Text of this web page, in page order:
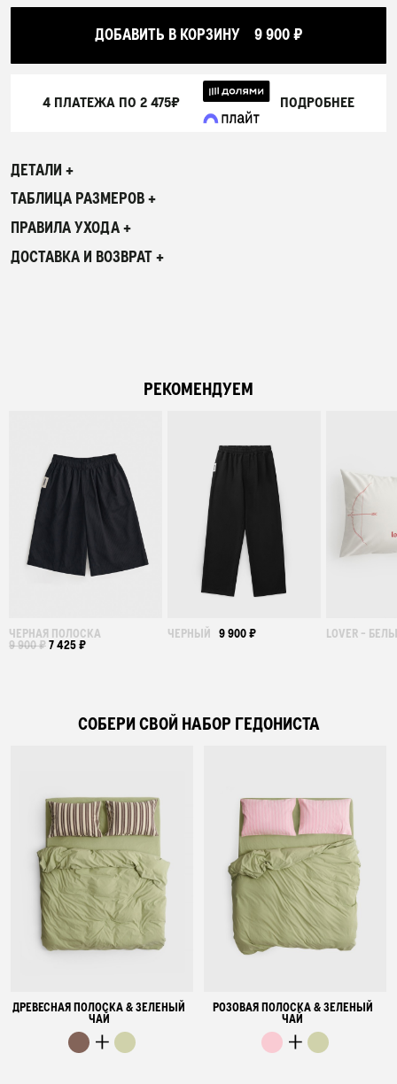
ДОБАВИТЬ В КОРЗИНУ 9 900 ₽
4 ПЛАТЕЖА ПО 2 475₽ ПОДРОБНЕЕ
ДЕТАЛИ +
ТАБЛИЦА РАЗМЕРОВ +
ПРАВИЛА УХОДА +
ДОСТАВКА И ВОЗВРАТ +
РЕКОМЕНДУЕМ
ЧЕРНАЯ ПОЛОСКА
9 900 ₽7 425 ₽
ЧЕРНЫЙ 9 900 ₽ LOVER -
СОБЕРИ СВОЙ НАБОР ГЕДОНИСТА
ДРЕВЕСНАЯ ПОЛОСКА & ЗЕЛЕНЫЙ
ЧАЙ
РОЗОВАЯ ПОЛОСКА & ЗЕЛЕНЫЙ
ЧАЙ